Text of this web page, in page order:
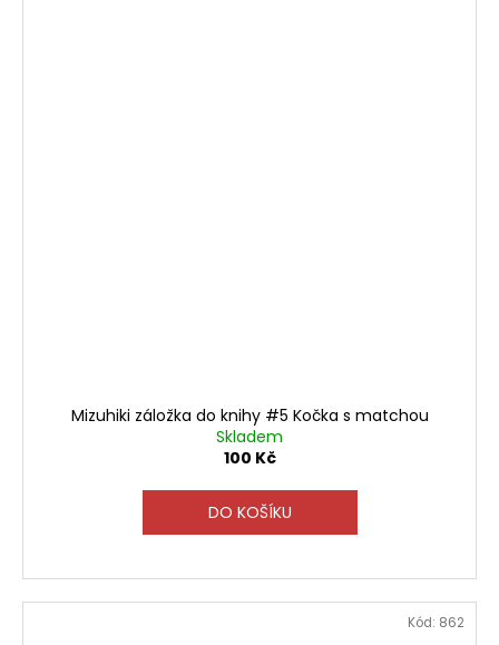
Mizuhiki záložka do knihy #5 Kočka s matchou
Skladem
100 Kč
DO KOŠÍKU
Kód: 862